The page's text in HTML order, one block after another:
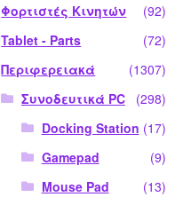
Φορτιστές Κινητών
(92)
Tablet - Parts
(72)
Περιφερειακά
(1307)
Συνοδευτικά PC
(298)
Docking Station (17)
Gamepad
(9)
Mouse Pad
(13)